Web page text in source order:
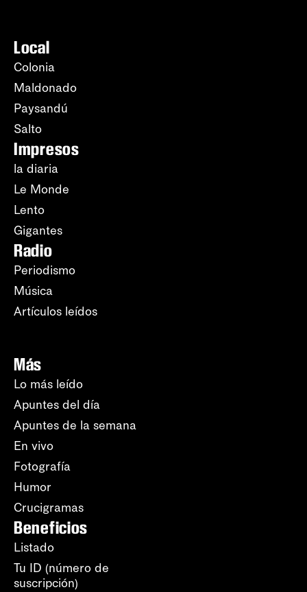
Local
Colonia
Maldonado
Paysandú
Salto
Impresos
la diaria
Le Monde
Lento
Gigantes
Radio
Periodismo
Música
Artículos leídos
Más
Lo más leído
Apuntes del día
Apuntes de la semana
En vivo
Fotografía
Humor
Crucigramas
Beneficios
Listado
Tu ID (número de
suscripción)